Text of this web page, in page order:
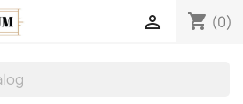
shopping_cart (0)
